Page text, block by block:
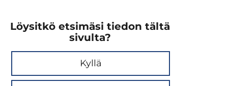
Löysitkö etsimäsi tiedon tältä
sivulta?
Kyllä